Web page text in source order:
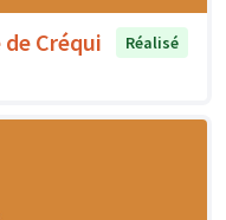
Créqui
Réalisé